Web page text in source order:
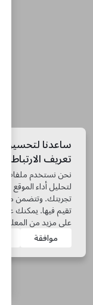
ساعدنا لتحسين
تعريف الارتباط
نحن نستخدم ملفات
لتحليل أداء الموقع
تجربتك. وتتضمن
تقيم فيها. يمكنك
على مزيد من
موافقة